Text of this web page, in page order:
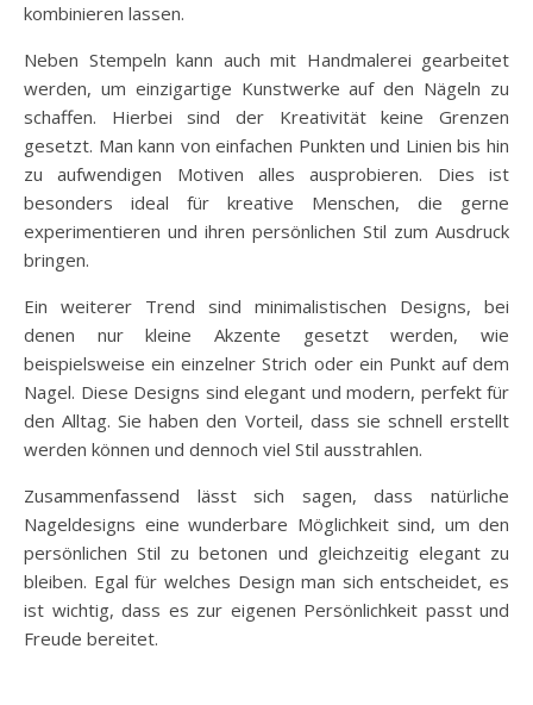
kombinieren lassen.
Neben Stempeln kann auch mit Handmalerei gearbeitet
werden, um einzigartige Kunstwerke auf den Nägeln zu
schaffen. Hierbei sind der Kreativität keine Grenzen
gesetzt. Man kann von einfachen Punkten und Linien bis hin
zu aufwendigen Motiven alles ausprobieren. Dies ist
besonders ideal für kreative Menschen, die gerne
experimentieren und ihren persönlichen Stil zum Ausdruck
bringen.
Ein weiterer Trend sind minimalistischen Designs, bei
denen nur kleine Akzente gesetzt werden, wie
beispielsweise ein einzelner Strich oder ein Punkt auf dem
Nagel. Diese Designs sind elegant und modern, perfekt für
den Alltag. Sie haben den Vorteil, dass sie schnell erstellt
werden können und dennoch viel Stil ausstrahlen.
Zusammenfassend lässt sich sagen, dass natürliche
Nageldesigns eine wunderbare Möglichkeit sind, um den
persönlichen Stil zu betonen und gleichzeitig elegant zu
bleiben. Egal für welches Design man sich entscheidet, es
ist wichtig, dass es zur eigenen Persönlichkeit passt und
Freude bereitet.